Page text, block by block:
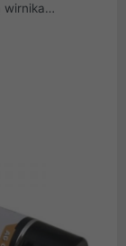
wirnika
dostępne
wolne obroty, M